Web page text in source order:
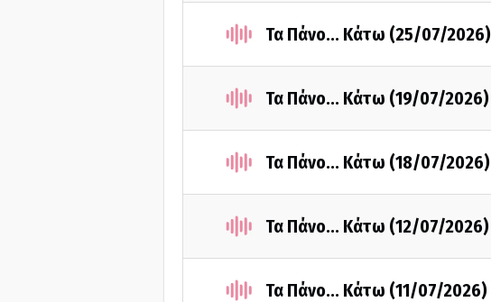
Τα Πάνο... Κάτω (25/07/2026)
Τα Πάνο... Κάτω (19/07/2026)
Τα Πάνο... Κάτω (18/07/2026)
Τα Πάνο... Κάτω (12/07/2026)
Τα Πάνο... Κάτω (11/07/2026)